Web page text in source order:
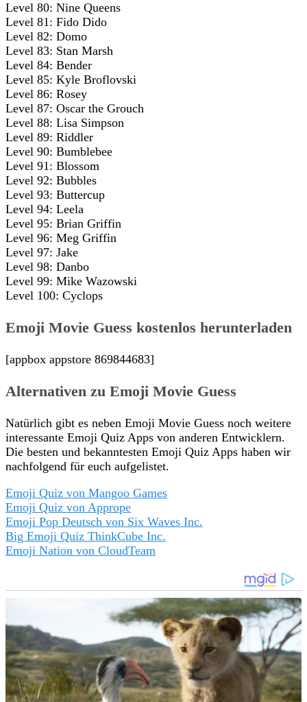
Level 80: Nine Queens
Level 81: Fido Dido
Level 82: Domo
Level 83: Stan Marsh
Level 84: Bender
Level 85: Kyle Broflovski
Level 86: Rosey
Level 87: Oscar the Grouch
Level 88: Lisa Simpson
Level 89: Riddler
Level 90: Bumblebee
Level 91: Blossom
Level 92: Bubbles
Level 93: Buttercup
Level 94: Leela
Level 95: Brian Griffin
Level 96: Meg Griffin
Level 97: Jake
Level 98: Danbo
Level 99: Mike Wazowski
Level 100: Cyclops
Emoji Movie Guess kostenlos herunterladen
[appbox appstore 869844683]
Alternativen zu Emoji Movie Guess
Natürlich gibt es neben Emoji Movie Guess noch weitere
interessante Emoji Quiz Apps von anderen Entwicklern.
Die besten und bekanntesten Emoji Quiz Apps haben wir
nachfolgend für euch aufgelistet.
Emoji Quiz von Mangoo Games
Emoji Quiz von Apprope
Emoji Pop Deutsch von Six Waves Inc.
Big Emoji Quiz ThinkCube Inc.
Emoji Nation von CloudTeam